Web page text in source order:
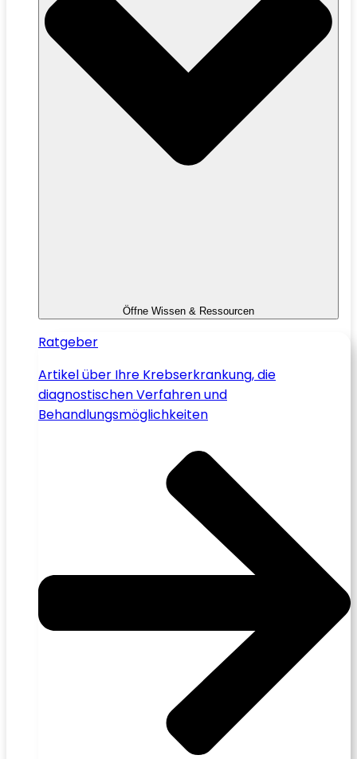
Öffne Wissen & Ressourcen
Ratgeber
Artikel über Ihre Krebserkrankung, die
diagnostischen Verfahren und
Behandlungsmöglichkeiten